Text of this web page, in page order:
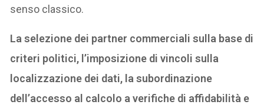
senso classico.
La selezione dei partner commerciali sulla base di
criteri politici, l’imposizione di vincoli sulla
localizzazione dei dati, la subordinazione
dell’accesso al calcolo a verifiche di affidabilità e